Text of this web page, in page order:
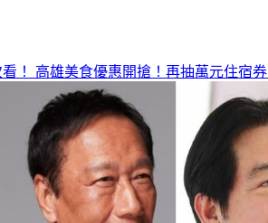
！ 高雄美食優惠開搶！再抽萬元住宿券